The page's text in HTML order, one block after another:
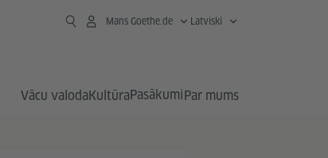
Mans Goethe.de Latviski
Vācu valodaKultūraPasākumiPar mums